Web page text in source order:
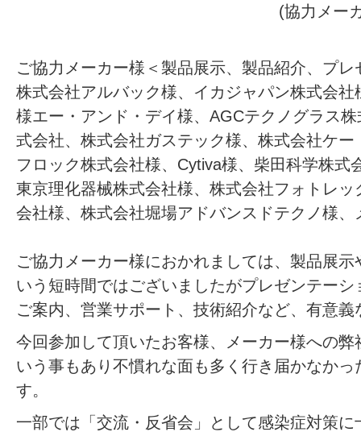
(協力メー
ご協力メーカー様＜製品展示、製品紹介、プ
株式会社アルバック様、イカジャパン株式会
様エー・アンド・デイ様、AGCテクノグラス
式会社、株式会社ガステック様、株式会社ケ
フロック株式会社様、Cytiva様、柴田科学株式
東京理化器械株式会社様、株式会社フォトレ
会社様、株式会社堀場アドバンスドテクノ様
ご協力メーカー様におかれましては、製品展
いう短時間ではございましたがプレゼンテー
ご案内、営業サポート、技術紹介など、有意
今回参加して頂いたお客様、メーカー様への
いう事もあり不慣れな面も多く行き届かなか
す。
一部では「交流・反省会」として感染症対策